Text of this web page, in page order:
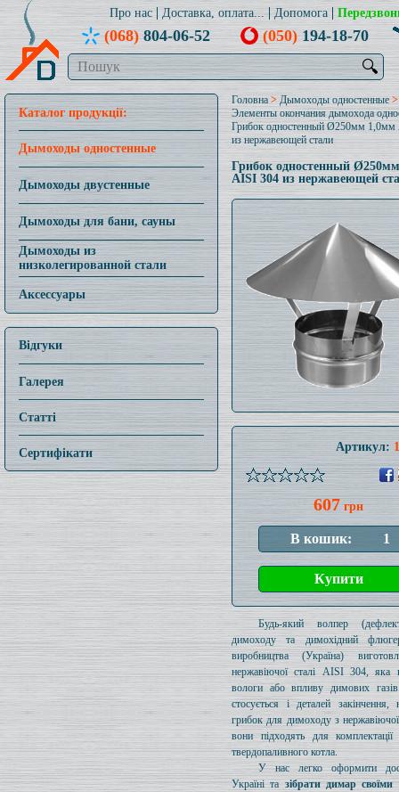
Про нас Доставка, оплата... Допомога
(068)804-06-52 (050)194-18-70
🔍
Каталог продукції:
Дымоходы одностенные
Дымоходы двустенные
Дымоходы для бани, сауны
Дымоходы из
низколегированной стали
Аксессуары
Відгуки
Галерея
Статті
Сертифікати
Головна > Дымоходы одностенные >
Элементы окончания дымохода
Грибок одностенный Ø250мм 1,0мм
из нержавеющей стали
Грибок одностенный
AISI 304 из нержавеющей
Артикул:
607 грн
Будь-який волпер
димоходу та димохідний
виробництва (Україна)
нержавіючої сталі AISI 304, яка
вологи або впливу димових
стосується і деталей закінчення,
грибок для димоходу з нержавіючої
вони підходять для
твердопаливного котла.
У нас легко оформити
Україні та зібрати димар